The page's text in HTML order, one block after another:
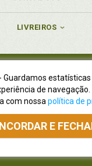
LIVREIROS
Ltda., CNPJ
Ltda., CNPJ
R. Flávio Dallegrave,
- Paraná - CEP 82210-
3900|Vendas
via
- Guardamos
de navegação.
com nossa política de
E